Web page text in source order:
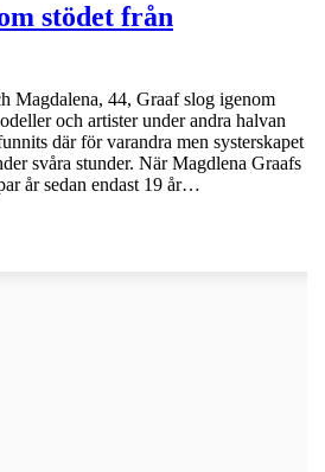
stödet från
Magdalena, 44, Graaf slog igenom
och artister under andra halvan
där för varandra men systerskapet
svåra stunder. När Magdlena Graafs
år sedan endast 19 år…